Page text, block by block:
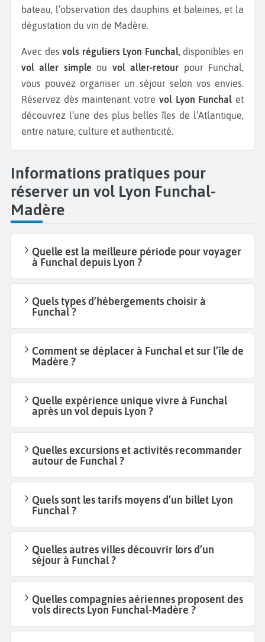
bateau, l’observation des dauphins et baleines, et la
dégustation du vin de Madère.
Avec desvols réguliers Lyon Funchal, disponibles en
vol aller simple ou vol aller-retour pour Funchal,
vous pouvez organiser un séjour selon vos envies.
Réservez dès maintenant votre vol Lyon Funchal et
découvrez l’une des plus belles îles de l’Atlantique,
entre nature, culture et authenticité.
Informations pratiques pour
réserver un vol Lyon Funchal-
Madère
Quelle est la meilleure période pour voyager
à Funchal depuis Lyon ?
Quels types d’hébergements choisir à
Funchal ?
Comment se déplacer à Funchal et sur l’île de
Madère ?
Quelle expérience unique vivre à Funchal
après un vol depuis Lyon ?
Quelles excursions et activités recommander
autour de Funchal ?
Quels sont les tarifs moyens d’un billet Lyon
Funchal ?
Quelles autres villes découvrir lors d’un
séjour à Funchal ?
Quelles compagnies aériennes proposent des
vols directs Lyon Funchal-Madère ?